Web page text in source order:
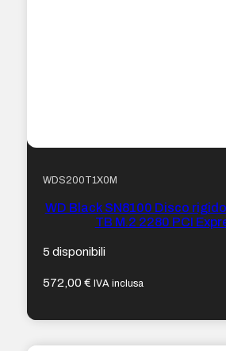
WDS200T1X0M
WD Black SN8100 Disco
TB M.2 2280 PCI
5 disponibili
572,00€ IVA inclusa